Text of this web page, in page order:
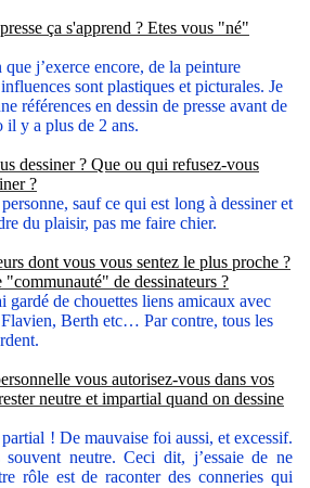
ça s'apprend ? Etes vous "né"
j’exerce encore, de la peinture
sont plastiques et picturales. Je
références en dessin de presse avant de
il y a plus de 2 ans.
dessiner ? Que ou qui refusez-vous
?
sauf ce qui est long à dessiner et
du plaisir, pas me faire chier.
dont vous vous sentez le plus proche ?
de dessinateurs ?
gardé de chouettes liens amicaux avec
Berth etc… Par contre, tous les
vous autorisez-vous dans vos
neutre et impartial quand on dessine
partial ! De mauvaise foi aussi, et excessif.
neutre. Ceci dit, j’essaie de ne
rôle est de raconter des conneries qui